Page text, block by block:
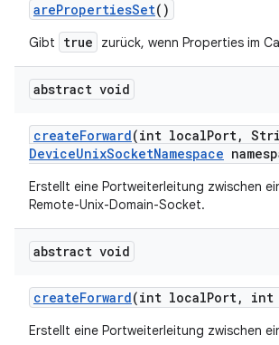
arePropertiesSet()
Gibt true zurück, wenn Properties im
abstract void
createForward(int localPort,
DeviceUnixSocketNamespace
Erstellt eine Portweiterleitung zwischen
Remote-Unix-Domain-Socket.
abstract void
createForward(int localPort, int
Erstellt eine Portweiterleitung zwischen